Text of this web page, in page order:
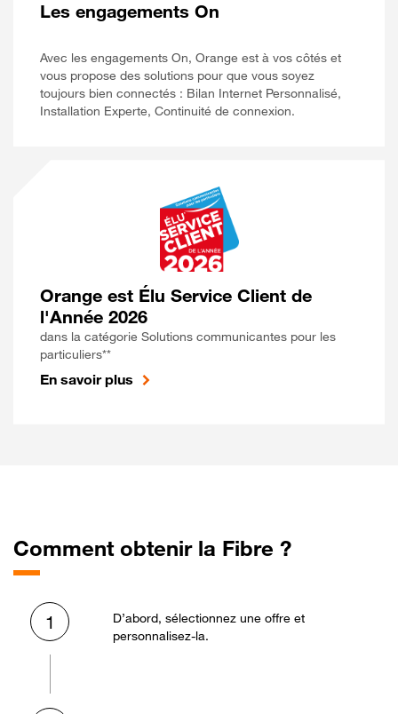
Les engagements On
Avec les engagements On, Orange est à vos côtés et
vous propose des solutions pour que vous soyez
toujours bien connectés : Bilan Internet Personnalisé,
Installation Experte, Continuité de connexion.
Orange est Élu Service Client de
l'Année 2026
dans la catégorie Solutions communicantes pour les
particuliers**
En savoir plus
Comment obtenir la Fibre ?
1
D’abord, sélectionnez une offre et
personnalisez-la.